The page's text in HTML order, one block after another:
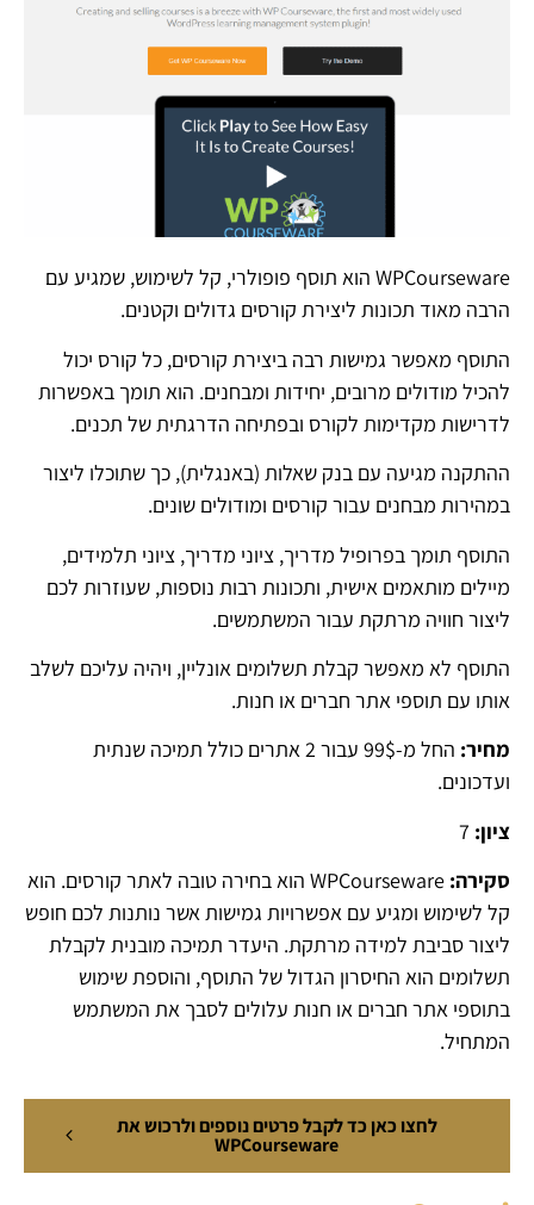
WPCourseware הוא תוסף פופולרי, קל לשימוש, שמגיע עם
הרבה מאוד תכונות ליצירת קורסים גדולים וקטנים.
התוסף מאפשר גמישות רבה ביצירת קורסים, כל קורס יכול
להכיל מודולים מרובים, יחידות ומבחנים. הוא תומך באפשרות
לדרישות מקדימות לקורס ובפתיחה הדרגתית של תכנים.
ההתקנה מגיעה עם בנק שאלות (באנגלית), כך שתוכלו ליצור
במהירות מבחנים עבור קורסים ומודולים שונים.
התוסף תומך בפרופיל מדריך, ציוני מדריך, ציוני תלמידים,
מיילים מותאמים אישית, ותכונות רבות נוספות, שעוזרות לכם
ליצור חוויה מרתקת עבור המשתמשים.
התוסף לא מאפשר קבלת תשלומים אונליין, ויהיה עליכם לשלב
אותו עם תוספי אתר חברים או חנות.
מחיר:
החל מ-99$ עבור 2 אתרים כולל תמיכה שנתית
ועדכונים.
ציון:
סקירה:
WPCourseware הוא בחירה טובה לאתר קורסים. הוא
קל לשימוש ומגיע עם אפשרויות גמישות אשר נותנות לכם חופש
ליצור סביבת למידה מרתקת. היעדר תמיכה מובנית לקבלת
תשלומים הוא החיסרון הגדול של התוסף, והוספת שימוש
בתוספי אתר חברים או חנות עלולים לסבך את המשתמש
המתחיל.
לחצו כאן כד לקבל פרטים נוספים ולרכוש את
WPCourseware